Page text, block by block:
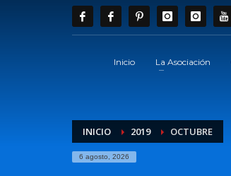
Inicio La Asociación
INICIO 2019 OCTUBRE
6 agosto, 2026